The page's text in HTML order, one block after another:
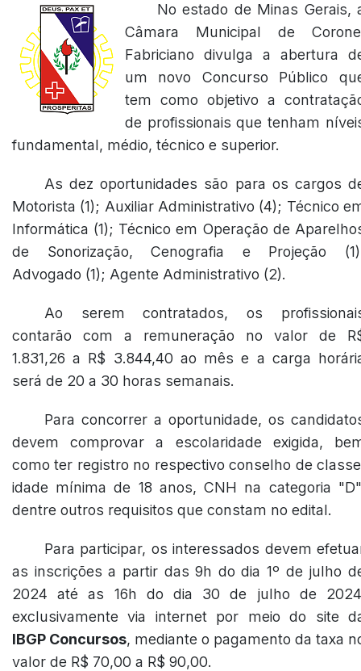
No estado de Minas Gerais,
Câmara Municipal de
Fabriciano divulga a abertura
um novo Concurso Público
tem como objetivo a
de profissionais que tenham
fundamental, médio, técnico e superior.
As dez oportunidades são para os cargos
Motorista (1); Auxiliar Administrativo (4); Técnico
Informática (1); Técnico em Operação de
de Sonorização, Cenografia e Projeção
Advogado (1); Agente Administrativo (2).
Ao serem contratados, os
contarão com a remuneração no valor de
1.831,26 a R$ 3.844,40 ao mês e a carga
será de 20 a 30 horas semanais.
Para concorrer a oportunidade, os
devem comprovar a escolaridade exigida,
como ter registro no respectivo conselho de
idade mínima de 18 anos, CNH na categoria
dentre outros requisitos que constam no edital.
Para participar, os interessados devem
as inscrições a partir das 9h do dia 1º de julho
2024 até as 16h do dia 30 de julho de
exclusivamente via internet por meio do site
IBGP Concursos, mediante o pagamento da taxa
valor de R$ 70,00 a R$ 90,00.